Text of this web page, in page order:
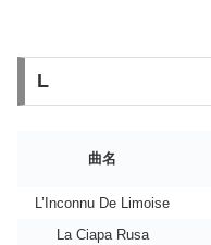
L
曲名
L’Inconnu De Limoise
La Ciapa Rusa